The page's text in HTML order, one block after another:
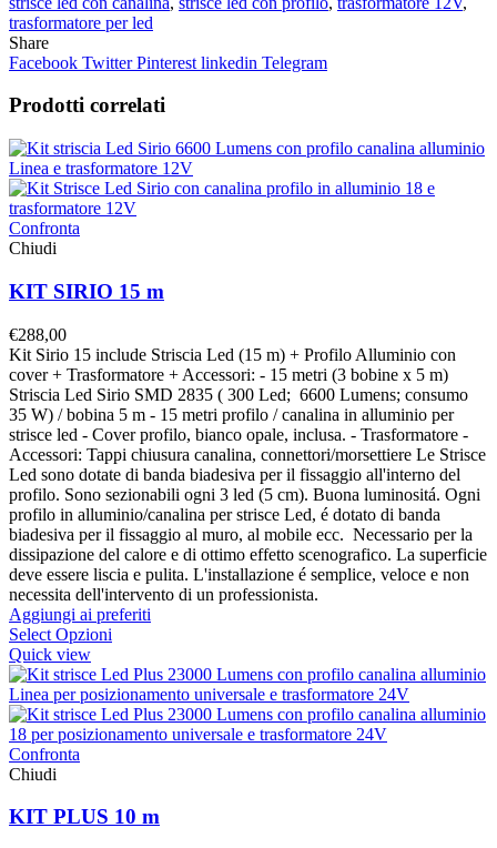
trasformatore per led
Share
Facebook Twitter Pinterest linkedin Telegram
Prodotti correlati
Confronta
Chiudi
KIT SIRIO 15 m
€288,00
Kit Sirio 15 include Striscia Led (15 m) + Profilo Alluminio con
cover + Trasformatore + Accessori: - 15 metri (3 bobine x 5 m)
Striscia Led Sirio SMD 2835 ( 300 Led; 6600 Lumens; consumo
35 W) / bobina 5 m - 15 metri profilo / canalina in alluminio per
strisce led - Cover profilo, bianco opale, inclusa. - Trasformatore -
Accessori: Tappi chiusura canalina, connettori/morsettiere Le Strisce
Led sono dotate di banda biadesiva per il fissaggio all'interno del
profilo. Sono sezionabili ogni 3 led (5 cm). Buona luminositá. Ogni
profilo in alluminio/canalina per strisce Led, é dotato di banda
biadesiva per il fissaggio al muro, al mobile ecc. Necessario per la
dissipazione del calore e di ottimo effetto scenografico. La superficie
deve essere liscia e pulita. L'installazione é semplice, veloce e non
necessita dell'intervento di un professionista.
Aggiungi ai preferiti
Select Opzioni
Quick view
Confronta
Chiudi
KIT PLUS 10 m